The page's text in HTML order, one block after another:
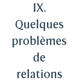
IX.
Quelques
problèmes
de
relations